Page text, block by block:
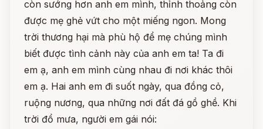
còn sướng hơn anh em mình, thỉnh thoảng còn
được mẹ ghẻ vứt cho một miếng ngon. Mong
trời thương hại mà phù hộ để mẹ chúng mình
biết được tình cảnh này của anh em ta! Ta đi
em ạ, anh em mình cùng nhau đi nơi khác thôi
em ạ. Hai anh em đi suốt ngày, qua đồng cỏ,
ruộng nương, qua những nơi đất đá gồ ghề. Khi
trời đổ mưa, người em gái nói: